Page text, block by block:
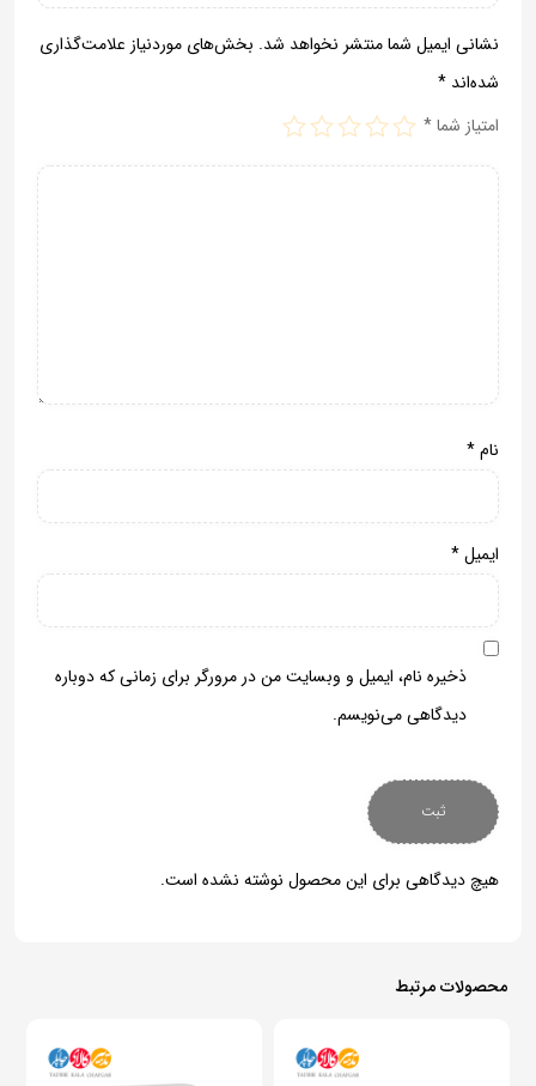
نشانی ایمیل شما منتشر نخواهد شد. بخش‌های موردنیاز علامت‌گذاری
شده‌اند *
امتیاز شما*
نام*
ایمیل*
ذخیره نام، ایمیل و وبسایت من در مرورگر برای زمانی که دوباره
دیدگاهی می‌نویسم.
هیچ دیدگاهی برای این محصول نوشته نشده است.
محصولات مرتبط